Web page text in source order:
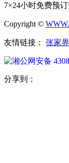
7×24小时免费预订
Copyright ©
友情链接： 张家
湘公网安备
分享到：